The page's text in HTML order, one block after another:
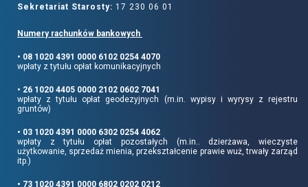
Sekretariat Starosty: 17 230 06 01
Numery rachunków bankowych
• 08 1020 4391 0000 6102 0254 4070
wpłaty z tytułu opłat komunikacyjnych
• 26 1020 4405 0000 2102 0602 7041
wpłaty z tytułu opłat geodezyjnych (m.in. wypisy i wyrysy z rejestru
gruntów)
• 03 1020 4391 0000 6302 0254 4062
wpłaty z tytułu opłat pozostałych (m.in.. dzierżawa, wieczyste
użytkowanie, sprzedaż mienia, przekształcenie prawie wuż, trwały zarząd
itp.)
• 73 1020 4391 0000 6802 0202 0212